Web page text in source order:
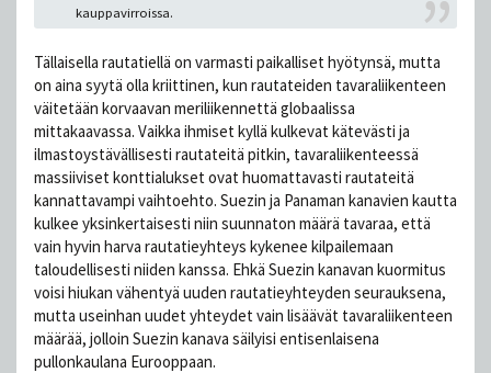
kauppavirroissa.
Tällaisella rautatiellä on varmasti paikalliset hyötynsä, mutta
on aina syytä olla kriittinen, kun rautateiden tavaraliikenteen
väitetään korvaavan meriliikennettä globaalissa
mittakaavassa. Vaikka ihmiset kyllä kulkevat kätevästi ja
ilmastoystävällisesti rautateitä pitkin, tavaraliikenteessä
massiiviset konttialukset ovat huomattavasti rautateitä
kannattavampi vaihtoehto. Suezin ja Panaman kanavien kautta
kulkee yksinkertaisesti niin suunnaton määrä tavaraa, että
vain hyvin harva rautatieyhteys kykenee kilpailemaan
taloudellisesti niiden kanssa. Ehkä Suezin kanavan kuormitus
voisi hiukan vähentyä uuden rautatieyhteyden seurauksena,
mutta useinhan uudet yhteydet vain lisäävät tavaraliikenteen
määrää, jolloin Suezin kanava säilyisi entisenlaisena
pullonkaulana Eurooppaan.